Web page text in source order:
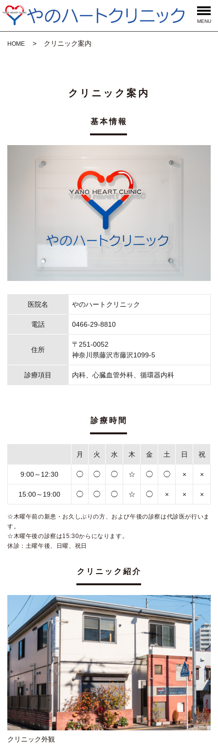
MENU
HOME クリニック案内
クリニック案内
基本情報
医院名 やのハートクリニック
電話 0466-29-8810
住所
〒251-0052
神奈川県藤沢市藤沢1099-5
診療項目 内科、心臓血管外科、循環器内科
診療時間
月 火 水 木 金 土 日 祝
9:00～12:30 ◯ ◯ ◯ ☆ ◯ ◯ × ×
15:00～19:00 ◯ ◯ ◯ ☆ ◯ × × ×
☆木曜午前の新患・お久しぶりの方、および午後の診察は代診医が行いま
す。
☆木曜午後の診察は15:30からになります。
休診：土曜午後、日曜、祝日
クリニック紹介
クリニック外観